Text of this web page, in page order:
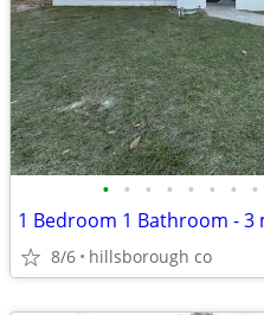
• • • • • • • •
1 Bedroom 1 Bathroom - 3
8/6 hillsborough co